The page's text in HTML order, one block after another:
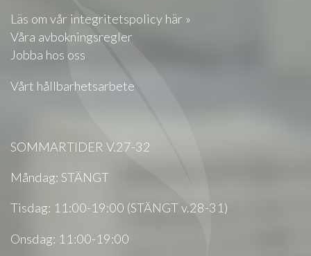
Läs om vår integritetspolicy här »
Våra avbokningsregler
Jobba hos oss
Vårt hållbarhetsarbete
SOMMARTIDER V.27-32
Måndag: STÄNGT
Tisdag: 11:00-19:00 (STÄNGT v.28-31)
Onsdag: 11:00-19:00